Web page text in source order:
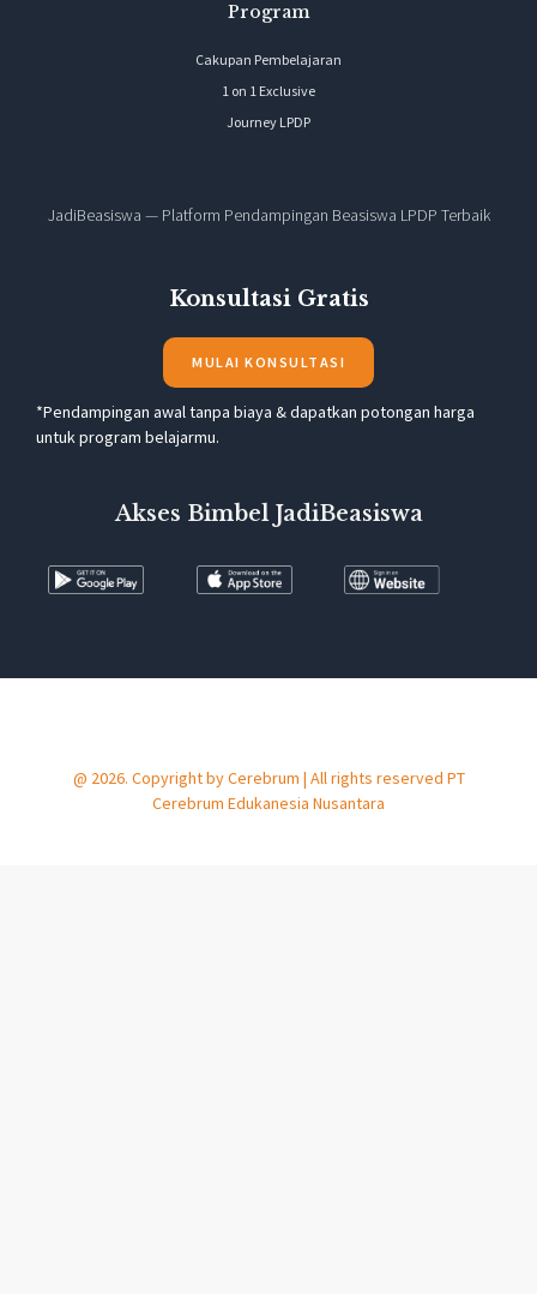
Program
Cakupan Pembelajaran
1 on 1 Exclusive
Journey LPDP
JadiBeasiswa — Platform Pendampingan Beasiswa LPDP Terbaik
Konsultasi Gratis
MULAI KONSULTASI
*Pendampingan awal tanpa biaya & dapatkan potongan harga
untuk program belajarmu.
Akses Bimbel JadiBeasiswa
@ 2026. Copyright by Cerebrum | All rights reserved PT
Cerebrum Edukanesia Nusantara​